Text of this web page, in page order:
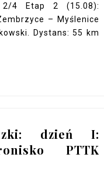
2/4 Etap 2 (15.08):
– Myślenice
Dystans: 55 km
dzień I:
PTTK